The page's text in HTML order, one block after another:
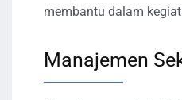
membantu dalam
Manajemen